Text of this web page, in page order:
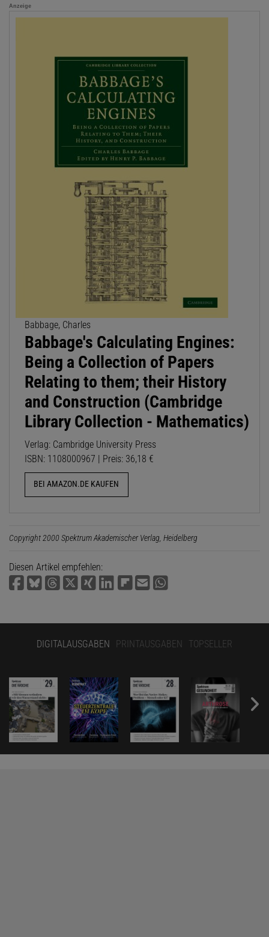
Anzeige
Babbage, Charles
Babbage's Calculating Engines:
Being a Collection of Papers
Relating to them; their History
and Construction (Cambridge
Library Collection - Mathematics)
Verlag: Cambridge University Press
ISBN: 1108000967 | Preis: 36,18 €
BEI AMAZON.DE KAUFEN
Copyright 2000 Spektrum Akademischer Verlag, Heidelberg
Diesen Artikel empfehlen:
DIGITALAUSGABEN PRINTAUSGABEN TOPSELLER